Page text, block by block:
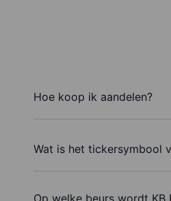
Hoe koop ik aandelen?
Wat is het tickersymbool